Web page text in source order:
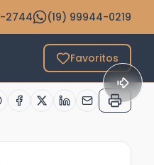
2744 (19) 99944-0219
Favoritos